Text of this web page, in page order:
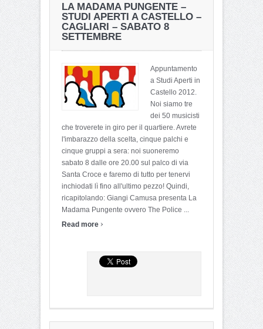
LA MADAMA PUNGENTE –
STUDI APERTI A CASTELLO –
CAGLIARI – SABATO 8
SETTEMBRE
Appuntamento
a Studi Aperti in
Castello 2012.
Noi siamo tre
dei 50 musicisti
che troverete in giro per il quartiere. Avrete
l'imbarazzo della scelta, cinque palchi e
cinque gruppi a sera: noi suoneremo
sabato 8 dalle ore 20.00 sul palco di via
Santa Croce e faremo di tutto per tenervi
inchiodati lì fino all'ultimo pezzo! Quindi,
ricapitolando: Giangi Camusa presenta La
Madama Pungente ovvero The Police ...
Read more ›